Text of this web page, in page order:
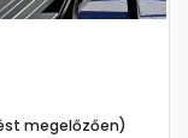
megelőzően)